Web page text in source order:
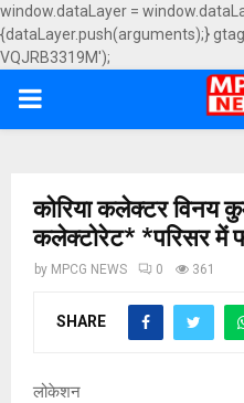
window.dataLayer =
{dataLayer.push(arguments);}
VQJRB3319M');
PRIMARY
कोरिया कलेक्टर विनय
कलेक्टोरेट* *परिसर में
by MPCG NEWS 0 361
SHARE
लोकेशन